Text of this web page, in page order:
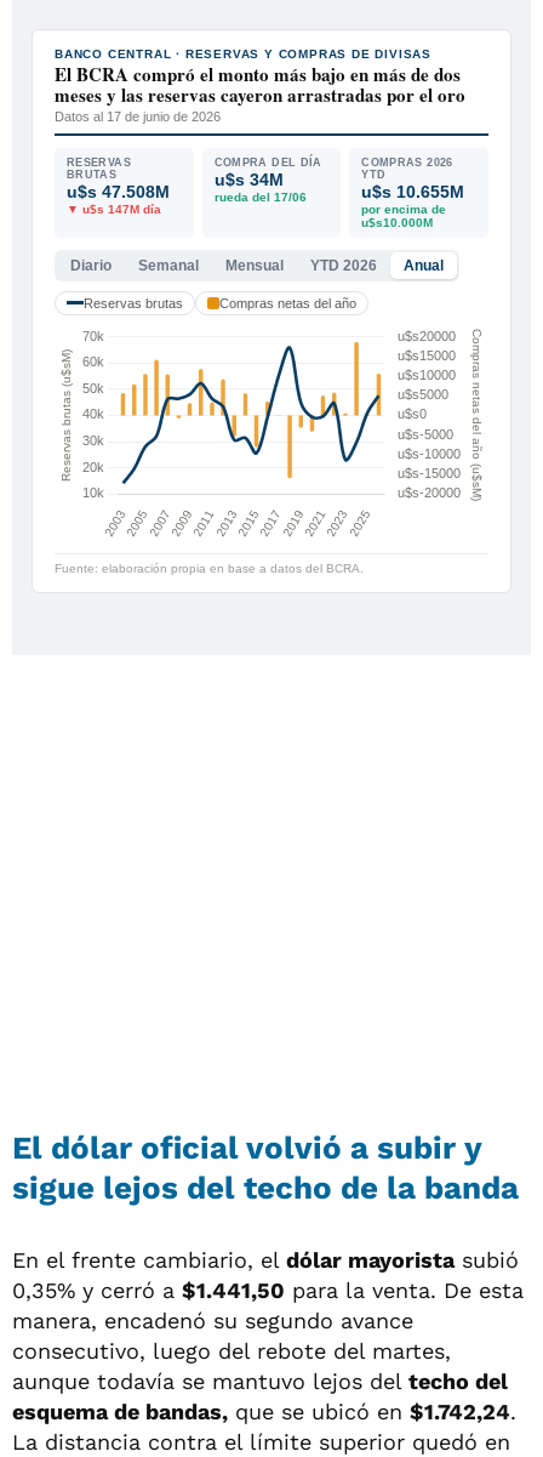
El dólar oficial volvió a subir y
sigue lejos del techo de la banda
En el frente cambiario, el dólar mayoristasubió
0,35% y cerró a $1.441,50 para la venta. De esta
manera, encadenó su segundo avance
consecutivo, luego del rebote del martes,
aunque todavía se mantuvo lejos del techo del
esquema de bandas, que se ubicó en $1.742,24.
La distancia contra el límite superior quedó en